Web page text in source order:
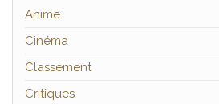
Anime
Cinéma
Classement
Critiques